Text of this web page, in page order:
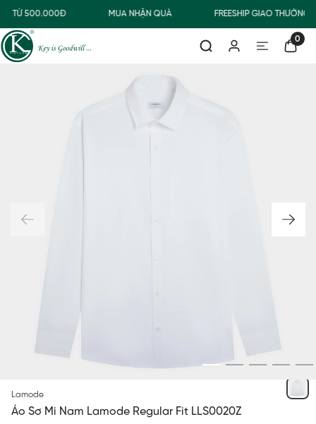
TỪ 500.000Đ MUA NHẬN QUÀ FREESHIP GIAO
0
Lamode
Áo Sơ Mi Nam Lamode Regular Fit LLS0020Z